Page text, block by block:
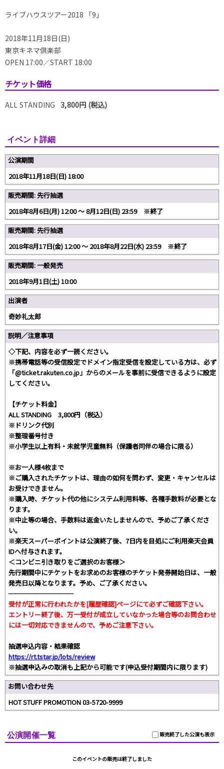
ライブハウスツアー2018 「9」
2018年11月18日(日)
東京キネマ倶楽部
OPEN 17:00／START 18:00
チケット価格
ALL STANDING 3,800円 (税込)
イベント詳細
公演期間
2018年11月18日(日) 18:00
販売期間: 先行抽選
2018年8月6日(月) 12:00 〜 8月12日(日) 23:59 ※終了
販売期間: 先行抽選
2018年8月17日(金) 12:00 ～ 2018年8月22日(水) 23:59 ※終了
販売期間: 一般発売
2018年9月1日(土) 10:00
出演者
奇妙礼太郎
説明／注意事項
◇下記、内容を必ず一読ください。
※携帯電話等の受信設定でドメイン指定受信を設定している方は、必ず
「@ticket.rakuten.co.jp」からのメールを事前に受信できるように設定
してください。
【チケット料金】
ALL STANDING 3,800円（税込）
※ドリンク代別
※整理番号付き
※小学生以上有料・未就学児童無料（保護者同伴の場合に限る）
※お一人様4枚まで
※ご購入されたチケットは、理由の如何を問わず、変更・キャンセルは
お受けできません。
※購入時、チケット代の他にシステム利用料等、各種手数料が必要とな
ります。
※中止等の場合、手数料は返金いたしませんので、予めご了承くださ
い。
※楽天スーパーポイントは公演終了後、7日内を目処にご利用楽天会員
IDへ付与されます。
＜コンビニ引き取りをご選択のお客様＞
先行期間中にチケットをお求めのお客様のチケット発券開始日は、一般
発売日以降となります。予め、ご了承ください。
──────────
受付が正常に行われたかを[履歴確認]ページにて必ずご確認下さい。
エントリー終了後、万一受付が成立していなかった場合等のお問合わせ
には一切対応できませんので、予めご注意下さい。
抽選申込内容・結果確認
https://rt.tstar.jp/lots/review
※抽選申込みの取消も上記から可能です(申込受付期間内に限ります)
お問い合わせ先
HOT STUFF PROMOTION 03-5720-9999
販売終了した公演も表示
公演開催一覧
このイベントの販売は終了しました